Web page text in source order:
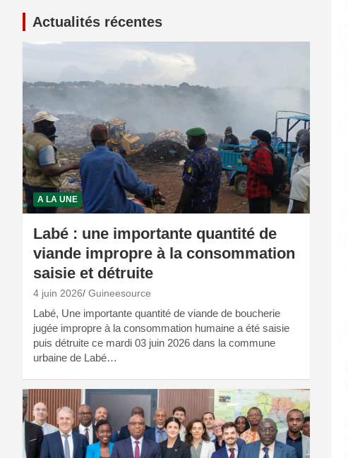
Actualités récentes
A LA UNE
Labé : une importante quantité de
viande impropre à la consommation
saisie et détruite
4 juin 2026 Guineesource
Labé, Une importante quantité de viande de boucherie
jugée impropre à la consommation humaine a été saisie
puis détruite ce mardi 03 juin 2026 dans la commune
urbaine de Labé…